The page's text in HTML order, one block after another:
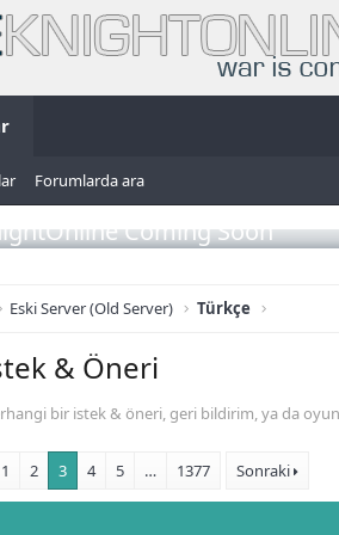
Forumlarda ara
Coming Soon
Eski Server (Old Server) Türkçe
& Öneri
bir istek & öneri, geri bildirim, ya da
1 2 3 4 5 … 1377 Sonraki